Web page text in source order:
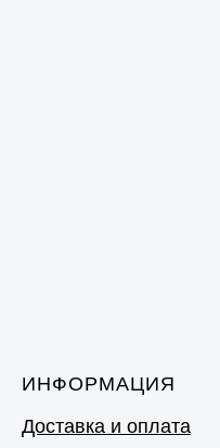
ИНФОРМАЦИЯ
Доставка и оплата